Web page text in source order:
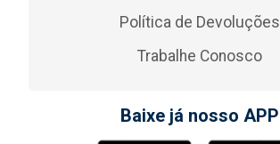
Política de Devoluções
Trabalhe Conosco
Baixe já nosso APP